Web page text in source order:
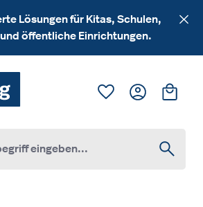
Lösungen für Kitas, Schulen,
öffentliche Einrichtungen.
Du hast 0